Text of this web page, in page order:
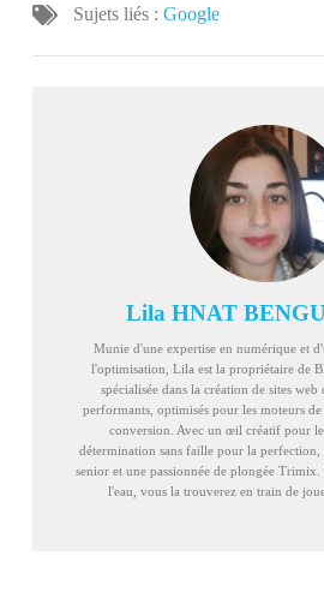
Sujets liés : Google
Lila HNAT
Munie d'une expertise en numérique et
l'optimisation, Lila est la propriétaire de
spécialisée dans la création de sites
performants, optimisés pour les moteurs de
conversion. Avec un œil créatif pour
détermination sans faille pour la perfection,
senior et une passionnée de plongée Trimix.
l'eau, vous la trouverez en train de